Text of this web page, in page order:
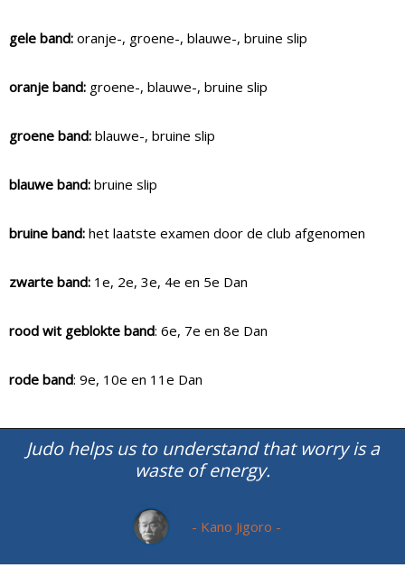
gele band: oranje-, groene-, blauwe-, bruine slip
oranje band: groene-, blauwe-, bruine slip
groene band: blauwe-, bruine slip
blauwe band: bruine slip
bruine band: het laatste examen door de club afgenomen
zwarte band: 1e, 2e, 3e, 4e en 5e Dan
rood wit geblokte band: 6e, 7e en 8e Dan
rode band: 9e, 10e en 11e Dan
Judo helps us to understand that worry is a
waste of energy.
- Kano Jigoro -